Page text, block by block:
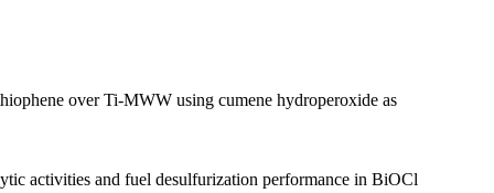
over Ti-MWW using cumene hydroperoxide as
activities and fuel desulfurization performance in BiOCl